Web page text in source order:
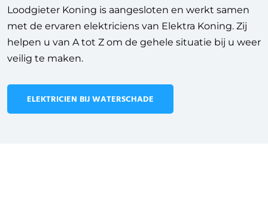
Loodgieter Koning is aangesloten en werkt samen
met de ervaren elektriciens van Elektra Koning. Zij
helpen u van A tot Z om de gehele situatie bij u weer
veilig te maken.
ELEKTRICIEN BIJ WATERSCHADE